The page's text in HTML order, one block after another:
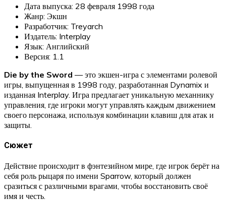
Дата выпуска: 28 февраля 1998 года
Жанр: Экшн
Разработчик: Treyarch
Издатель: Interplay
Язык: Английский
Версия: 1.1
Die by the Sword — это экшен-игра с элементами ролевой
игры, выпущенная в 1998 году, разработанная Dynamix и
изданная Interplay. Игра предлагает уникальную механнику
управления, где игроки могут управлять каждым движением
своего персонажа, используя комбинации клавиш для атак и
защиты.
Сюжет
Действие происходит в фэнтезийном мире, где игрок берёт на
себя роль рыцаря по имени Sparrow, который должен
сразиться с различными врагами, чтобы восстановить своё
имя и честь.